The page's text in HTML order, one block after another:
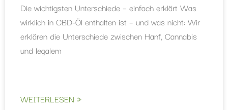
Die wichtigsten Unterschiede – einfach erklärt Was
wirklich in CBD-Öl enthalten ist – und was nicht: Wir
erklären die Unterschiede zwischen Hanf, Cannabis
und legalem
WEITERLESEN »